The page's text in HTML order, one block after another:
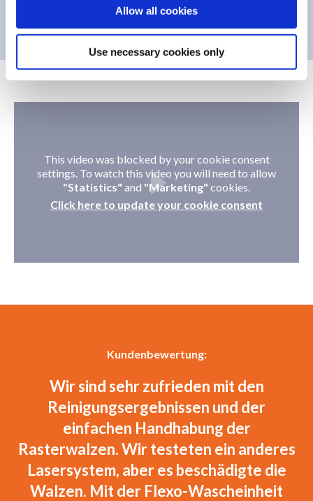
Allow all cookies
Use necessary cookies only
This video was blocked by your cookie consent
settings. To watch this video you will need to allow
"Statistics" and "Marketing" cookies.
Click here to update your cookie consent
Kundenbewertung:
Wir sind sehr zufrieden mit den
Reinigungsergebnissen und der
einfachen Handhabung der
Rasterwalzen. Wir testeten ein anderes
Lasersystem, aber es beschädigte die
Walzen. Mit der Flexo-Wascheinheit